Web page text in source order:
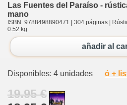
Las Fuentes del Paraíso -
mano
ISBN: 9788498890471 | 304 páginas |
0.52 kg
añadir al
Disponibles: 4 unidades ó +
19.95 €